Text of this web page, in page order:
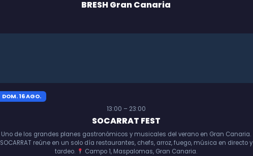
BRESH Gran Canaria
DOM. 16 AGO.
13:00 – 23:00
SOCARRAT FEST
Uno de los grandes planes gastronómicos y musicales del verano en Gran Canaria.
SOCARRAT reúne en un solo día restaurantes, chefs, arroz, fuego, música en directo y
tardeo.
Campo 1, Maspalomas, Gran Canaria.